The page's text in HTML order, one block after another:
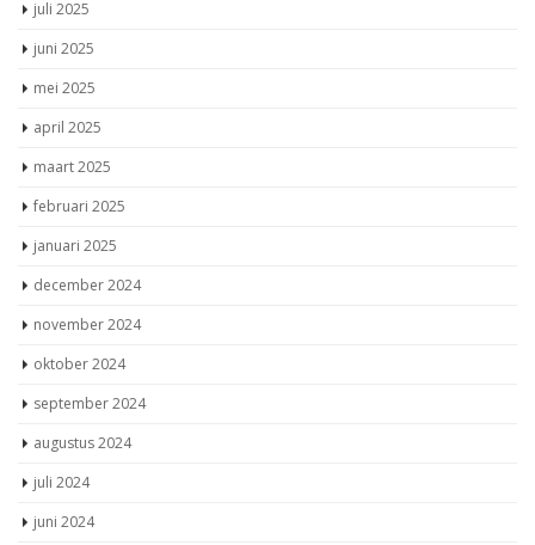
juli 2025
juni 2025
mei 2025
april 2025
maart 2025
februari 2025
januari 2025
december 2024
november 2024
oktober 2024
september 2024
augustus 2024
juli 2024
juni 2024